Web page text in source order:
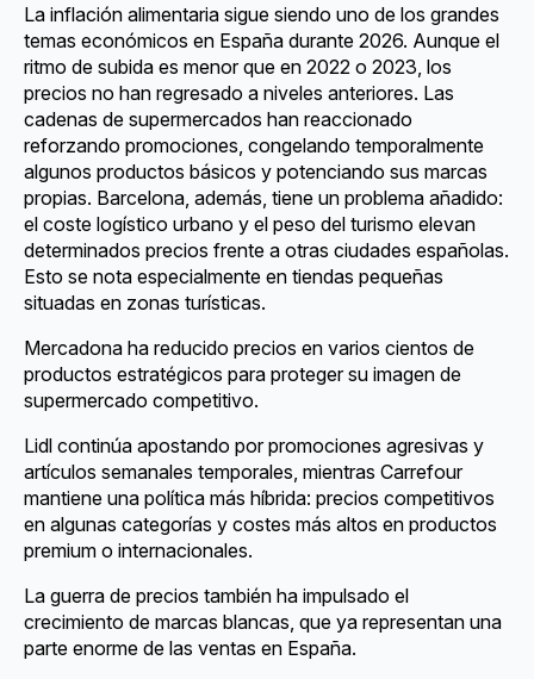
La inflación alimentaria sigue siendo uno de los grandes
temas económicos en España durante 2026. Aunque el
ritmo de subida es menor que en 2022 o 2023, los
precios no han regresado a niveles anteriores. Las
cadenas de supermercados han reaccionado
reforzando promociones, congelando temporalmente
algunos productos básicos y potenciando sus marcas
propias. Barcelona, además, tiene un problema añadido:
el coste logístico urbano y el peso del turismo elevan
determinados precios frente a otras ciudades españolas.
Esto se nota especialmente en tiendas pequeñas
situadas en zonas turísticas.
Mercadona ha reducido precios en varios cientos de
productos estratégicos para proteger su imagen de
supermercado competitivo.
Lidl continúa apostando por promociones agresivas y
artículos semanales temporales, mientras Carrefour
mantiene una política más híbrida: precios competitivos
en algunas categorías y costes más altos en productos
premium o internacionales.
La guerra de precios también ha impulsado el
crecimiento de marcas blancas, que ya representan una
parte enorme de las ventas en España.